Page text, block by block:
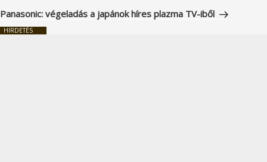
bejegyzés
Panasonic: végeladás a japánok híres plazma TV-iből
HIRDETÉS